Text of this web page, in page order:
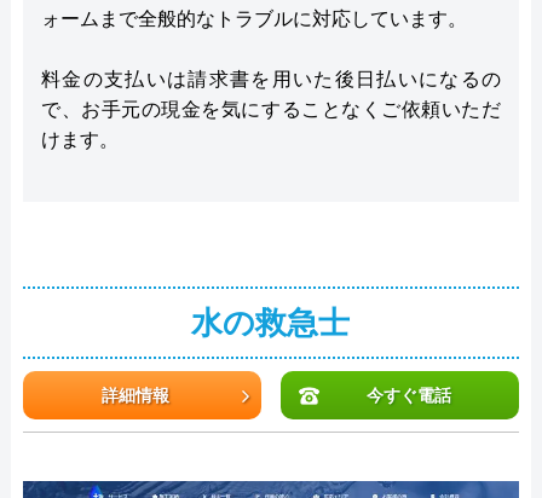
ォームまで全般的なトラブルに対応しています。
料金の支払いは請求書を用いた後日払いになるの
で、お手元の現金を気にすることなくご依頼いただ
けます。
水の救急士
詳細情報 今すぐ電話